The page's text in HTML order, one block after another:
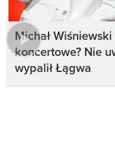
Michał
koncertowe? Nie
wypalił Łągwa